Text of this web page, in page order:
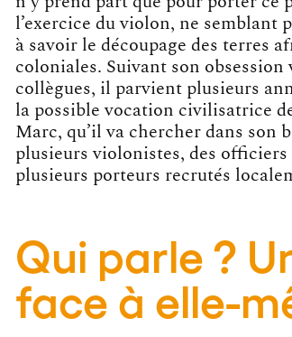
l’exercice du violon, ne semblant
à savoir le découpage des terres
coloniales. Suivant son
collègues, il parvient plusieurs
la possible vocation civilisatrice
Marc, qu’il va chercher dans son
plusieurs violonistes, des
plusieurs porteurs recrutés
Qui parle ?
face à elle-